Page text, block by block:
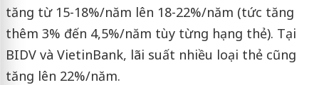
tăng từ 15-18%/năm lên 18-22%/năm (tức tăng
thêm 3% đến 4,5%/năm tùy từng hạng thẻ). Tại
BIDV và VietinBank, lãi suất nhiều loại thẻ cũng
tăng lên 22%/năm.